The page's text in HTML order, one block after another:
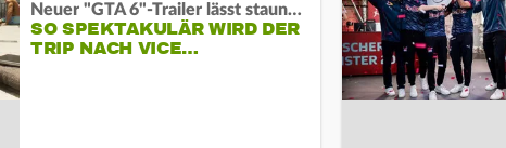
Neuer "GTA 6"-Trailer lässt staunen:
SO SPEKTAKULÄR WIRD DER
TRIP NACH VICE…